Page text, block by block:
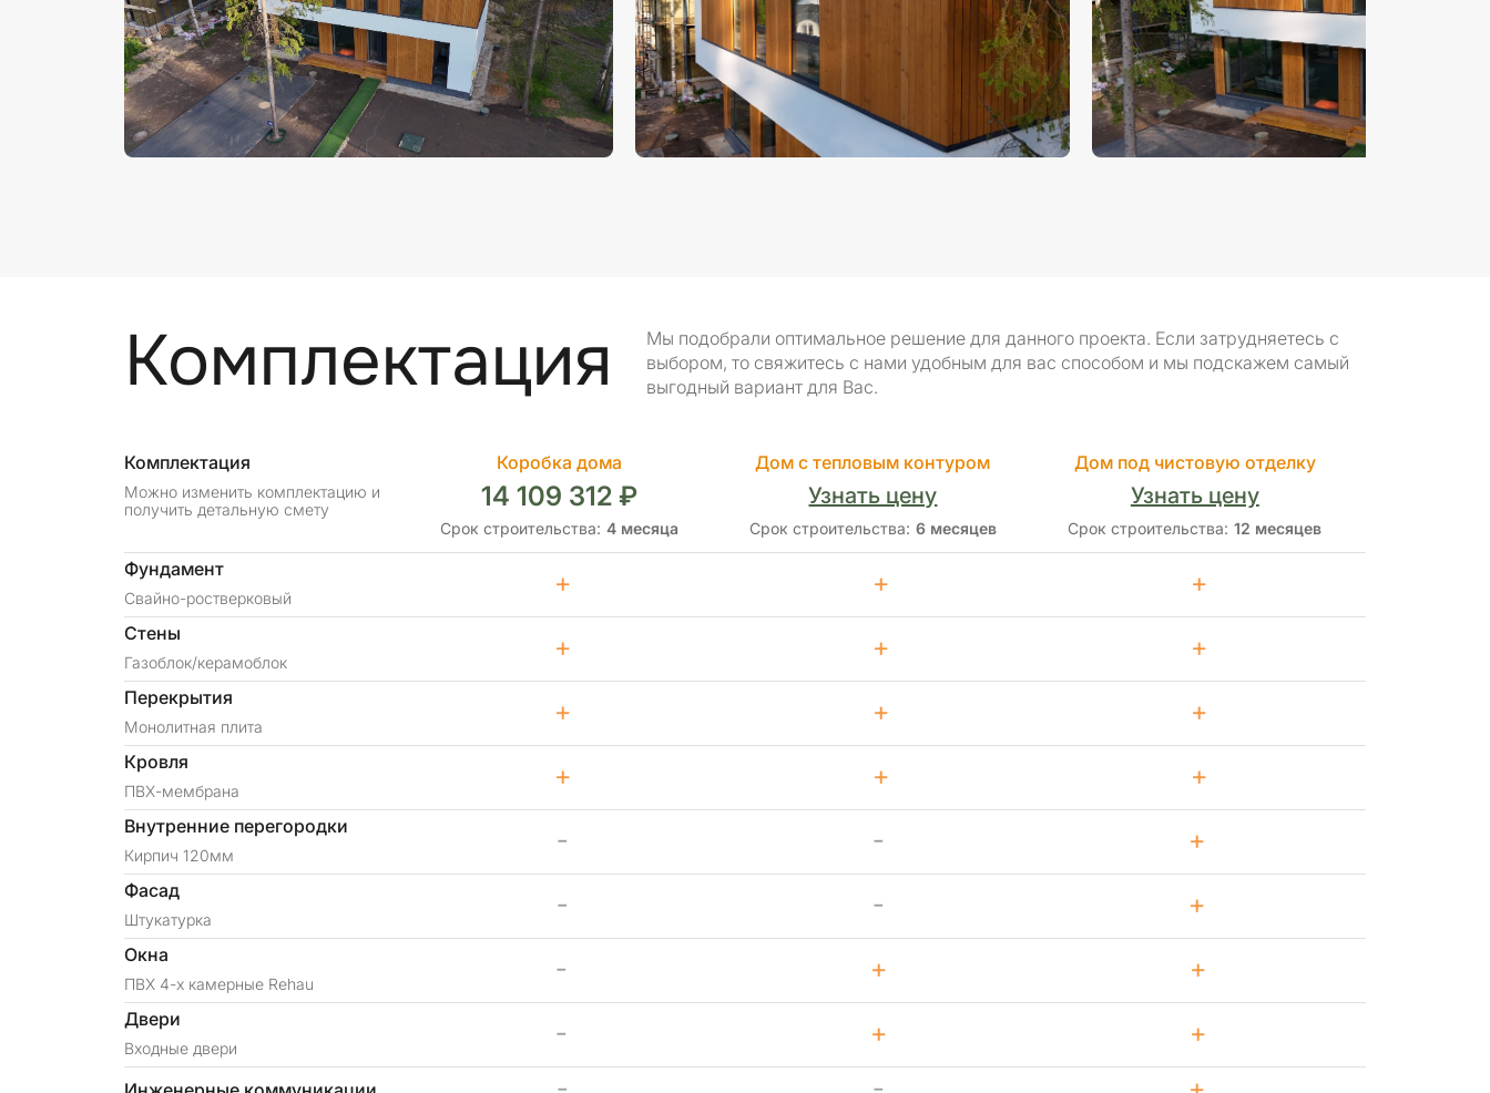
Комплектация
Мы подобрали оптимальное решение для данного проекта. Если затрудняетесь с
выбором, то свяжитесь с нами удобным для вас способом и мы подскажем самый
выгодный вариант для Вас.
Комплектация
Можно изменить комплектацию и
получить детальную смету
Коробка дома
14 109 312 ₽
Срок строительства: 4 месяца
Дом с тепловым контуром
Узнать цену
Срок строительства: 6 месяцев
Дом под чистовую отделку
Узнать цену
Срок строительства: 12 месяцев
Фундамент
Свайно-ростверковый + + +
Стены
Газоблок/керамоблок + + +
Перекрытия
Монолитная плита + + +
Кровля
ПВХ-мембрана + + +
Внутренние перегородки
Кирпич 120мм - - +
Фасад
Штукатурка - - +
Окна
ПВХ 4-х камерные Rehau - + +
Двери
Входные двери - + +